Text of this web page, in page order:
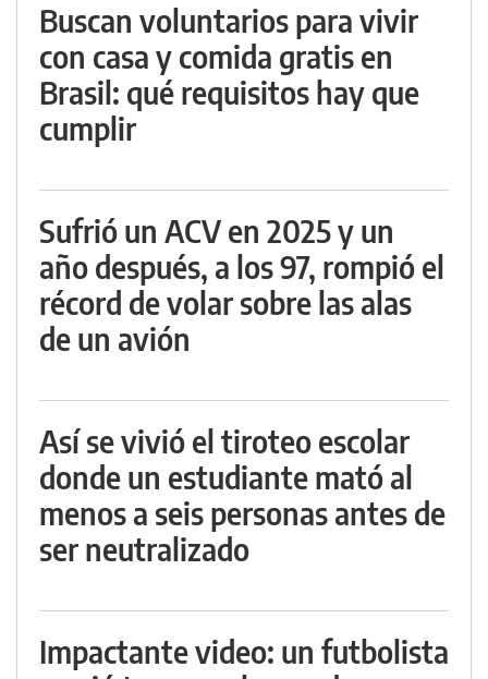
Buscan voluntarios para vivir
con casa y comida gratis en
Brasil: qué requisitos hay que
cumplir
Sufrió un ACV en 2025 y un
año después, a los 97, rompió el
récord de volar sobre las alas
de un avión
Así se vivió el tiroteo escolar
donde un estudiante mató al
menos a seis personas antes de
ser neutralizado
Impactante video: un futbolista